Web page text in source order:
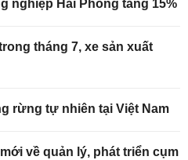
nghiệp Hải Phòng tăng 15%
tháng 7, xe sản xuất
rừng tự nhiên tại Việt Nam
về quản lý, phát triển cụm